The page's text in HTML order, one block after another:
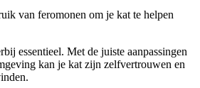
van feromonen om je kat te helpen
essentieel. Met de juiste aanpassingen
kan je kat zijn zelfvertrouwen en